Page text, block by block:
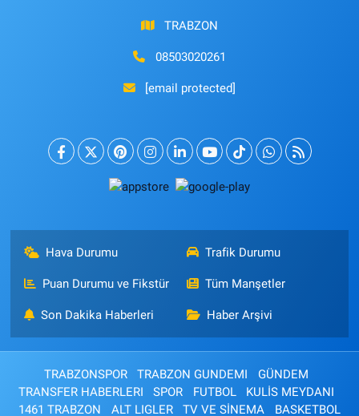
TRABZON
08503020261
[email protected]
Hava Durumu Trafik Durumu
Puan Durumu ve Fikstür Tüm Manşetler
Son Dakika Haberleri Haber Arşivi
TRABZONSPOR TRABZON GUNDEMI
GÜNDEM
TRANSFER HABERLERI
SPOR FUTBOL
KULİS MEYDANI
1461 TRABZON
ALT LIGLER TV VE SİNEMA BASKETBOL